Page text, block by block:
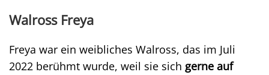
Walross Freya
Freya war ein weibliches Walross, das im Juli
2022 berühmt wurde, weil sie sich gerne auf